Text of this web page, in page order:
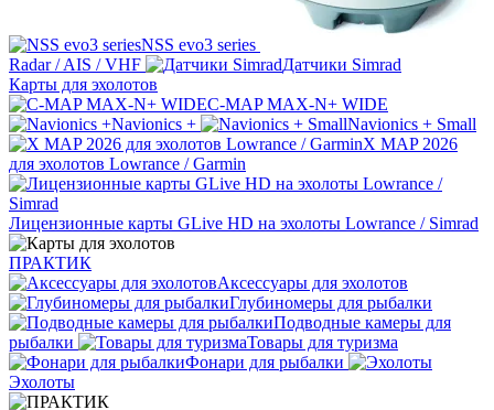
NSS evo3 series
Radar / AIS / VHF
Датчики Simrad
Карты для эхолотов
C-MAP MAX-N+ WIDE
Navionics +
Navionics + Small
X MAP 2026
для эхолотов Lowrance / Garmin
Лицензионные карты GLive HD на эхолоты Lowrance / Simrad
ПРАКТИК
Аксессуары для эхолотов
Глубиномеры для рыбалки
Подводные камеры для
рыбалки
Товары для туризма
Фонари для рыбалки
Эхолоты